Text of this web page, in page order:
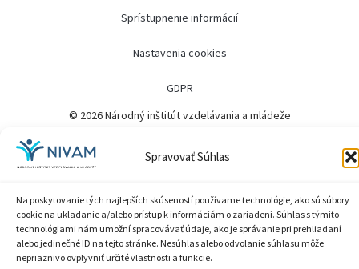
Spravovať Súhlas
Na poskytovanie tých najlepších skúseností používame technológie, ako sú súbory
cookie na ukladanie a/alebo prístup k informáciám o zariadení. Súhlas s týmito
technológiami nám umožní spracovávať údaje, ako je správanie pri prehliadaní
alebo jedinečné ID na tejto stránke. Nesúhlas alebo odvolanie súhlasu môže
nepriaznivo ovplyvniť určité vlastnosti a funkcie.
© 2026 Národný inštitút vzdelávania a mládeže
Sprístupnenie informácií
Nastavenia cookies
GDPR